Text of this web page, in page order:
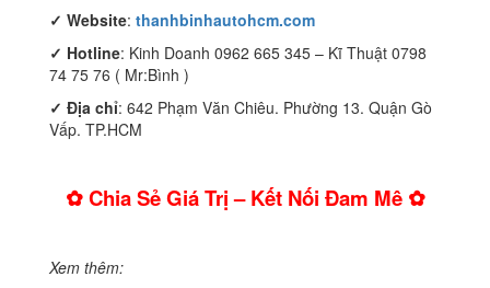
✓ Website: thanhbinhautohcm.com
✓ Hotline: Kinh Doanh 0962 665 345 – Kĩ Thuật 0798
74 75 76 ( Mr:Bình )
✓ Địa chỉ: 642 Phạm Văn Chiêu. Phường 13. Quận Gò
Vấp. TP.HCM
✿ Chia Sẻ Giá Trị – Kết Nối Đam Mê ✿
Xem thêm: